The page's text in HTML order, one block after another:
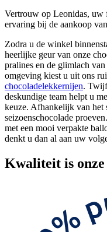
Vertrouw op Leonidas, uw
ervaring bij de aankoop
Zodra u de winkel
heerlijke geur van onze
pralines en de glimlach
omgeving kiest u uit ons
chocoladelekkernijen.
deskundige team helpt u
keuze. Afhankelijk van het
seizoenschocolade
met een mooi verpakte
denkt u dan al aan uw
Kwaliteit is